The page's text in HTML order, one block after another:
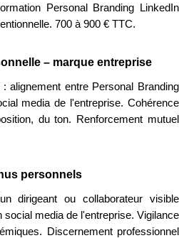
Personal Branding LinkedIn
700 à 900 € TTC.
– marque entreprise
alignement entre Personal Branding
media de l'entreprise. Cohérence
du ton. Renforcement mutuel
personnels
dirigeant ou collaborateur visible
social media de l'entreprise. Vigilance
Discernement professionnel